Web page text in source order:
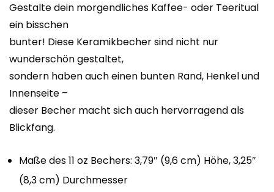
Gestalte dein morgendliches Kaffee- oder Teeritual
ein bisschen
bunter! Diese Keramikbecher sind nicht nur
wunderschön gestaltet,
sondern haben auch einen bunten Rand, Henkel und
Innenseite –
dieser Becher macht sich auch hervorragend als
Blickfang.
Maße des 11 oz Bechers: 3,79″ (9,6 cm) Höhe, 3,25″
(8,3 cm) Durchmesser